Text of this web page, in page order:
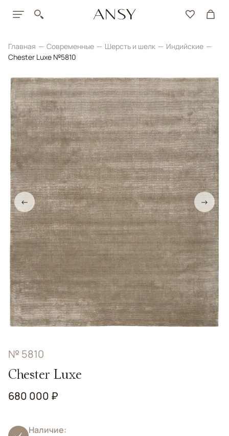
Главная Современные Шерсть и шелк
Индийские
Chester Luxe №5810
← →
№ 5810
Chester Luxe
680 000 ₽
Наличие: